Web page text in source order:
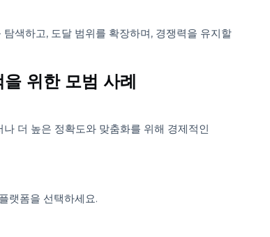
합니다.
스의 이점
록 보장하여 마케팅 투자 수익률을 극대화합니다.
드와의 관계를 구축하는 데 집중할 수 있습니다.
를 탐색하고, 도달 범위를 확장하며, 경쟁력을 유지할